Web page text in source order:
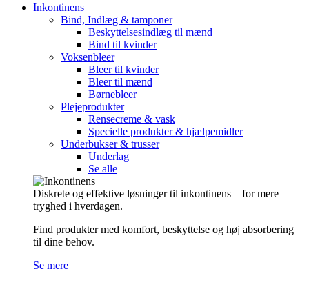
Inkontinens
Bind, Indlæg & tamponer
Beskyttelsesindlæg til mænd
Bind til kvinder
Voksenbleer
Bleer til kvinder
Bleer til mænd
Børnebleer
Plejeprodukter
Rensecreme & vask
Specielle produkter & hjælpemidler
Underbukser & trusser
Underlag
Se alle
Diskrete og effektive løsninger til inkontinens – for mere
tryghed i hverdagen.
Find produkter med komfort, beskyttelse og høj absorbering
til dine behov.
Se mere